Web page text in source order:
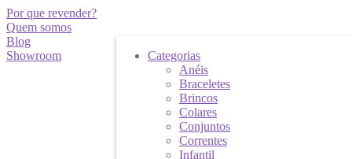
Por que revender?
Quem somos
Blog
Showroom
Categorias
Anéis
Braceletes
Brincos
Colares
Conjuntos
Correntes
Infantil